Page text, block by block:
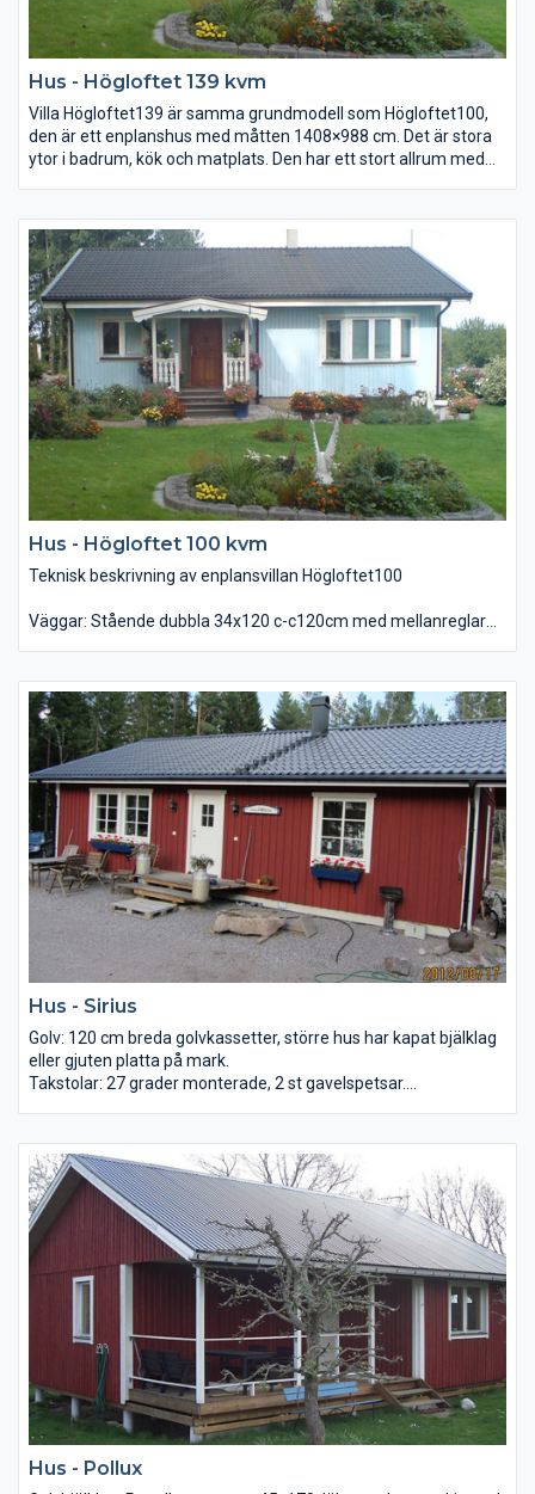
Hus - Högloftet 139 kvm
Villa Högloftet139 är samma grundmodell som Högloftet100,
den är ett enplanshus med måtten 1408×988 cm. Det är stora
ytor i badrum, kök och matplats. Den har ett stort allrum med
Hus - Högloftet 100 kvm
Teknisk beskrivning av enplansvillan Högloftet100
Väggar: Stående dubbla 34x120 c-c120cm med mellanreglar
samt 13mm gipsskivor.
Bjälklag: Träbjälklag
Reglar 45x220, trossbotten, mineralull 220mm, samt
golvspånskiva 22mm.
Tak: Fackverktakstolar 22gr med takskivor, plastfolie, glespanel
c-c30cm, mineralull 400mm, råspont 22mm, underlagspapp,
ströläkt, tegelläkt, samt betongpannor.
Rökkanal: Tillval Nibe modulskorsten.
Fönster: 3-glas isolerruta med storlekar enligt plan.
Ytterdörr: Villadörr teak 10x21
Innerdörr: Diplomat 9x21
Eldstad: Tillval Braskamin.
Hus - Sirius
Golv: 120 cm breda golvkassetter, större hus har kapat bjälklag
eller gjuten platta på mark.
Takstolar: 27 grader monterade, 2 st gavelspetsar.
som tillval.
Golv: Råspont 22x95 lösvirke alternativt spånskiva 22 mm.
Dörr: Vit, glasad.
Fönster: Sunnerbo vita 3-glas i trä
Hus - Pollux